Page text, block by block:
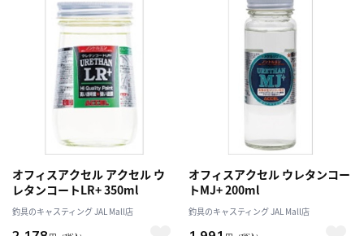
オフィスアクセル アクセル ウ
レタンコートLR+ 350ml
釣具のキャスティング JAL Mall店
オフィスアクセル ウレタンコー
トMJ+ 200ml
釣具のキャスティング JAL Mall店